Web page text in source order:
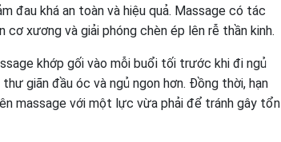
đau khá an toàn và hiệu quả. Massage có tác
xương và giải phóng chèn ép lên rễ thần kinh.
khớp gối vào mỗi buổi tối trước khi đi ngủ
giãn đầu óc và ngủ ngon hơn. Đồng thời, hạn
massage với một lực vừa phải để tránh gây tổn